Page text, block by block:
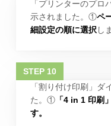
「プリンターのプロ
示されました。①ペ
細設定の順に選択し
「割り付け印刷」ダ
た。①「4 in 1 印刷
す。